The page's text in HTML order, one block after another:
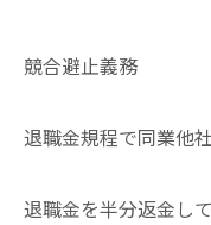
競合避止義務
退職金規程で同業他
退職金を半分返金し